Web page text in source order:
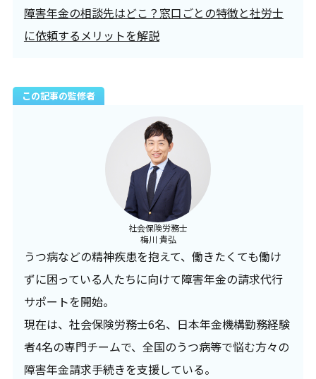
障害年金の相談先はどこ？窓口ごとの特徴と社労士
に依頼するメリットを解説
この記事の監修者
社会保険労務士
梅川 貴弘
うつ病などの精神疾患を抱えて、働きたくても働け
ずに困っている人たちに向けて障害年金の請求代行
サポートを開始。
現在は、社会保険労務士6名、日本年金機構勤務経験
者4名の専門チームで、全国のうつ病等で悩む方々の
障害年金請求手続きを支援している。